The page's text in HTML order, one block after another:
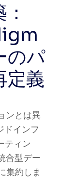
のパ
定義
ンとは異
ドインフ
ティン
合型デー
集約しま